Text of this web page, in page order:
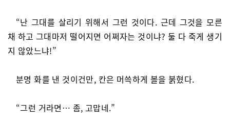
“난 그대를 살리기 위해서 그런 것이다. 근데 그것을 모른
채 하고 그대마저 떨어지면 어쩌자는 것이냐? 둘 다 죽게 생기
지 않았느냐!”
분명 화를 낸 것이건만, 칸은 머쓱하게 볼을 붉혔다.
“그런 거라면… 좀, 고맙네.”